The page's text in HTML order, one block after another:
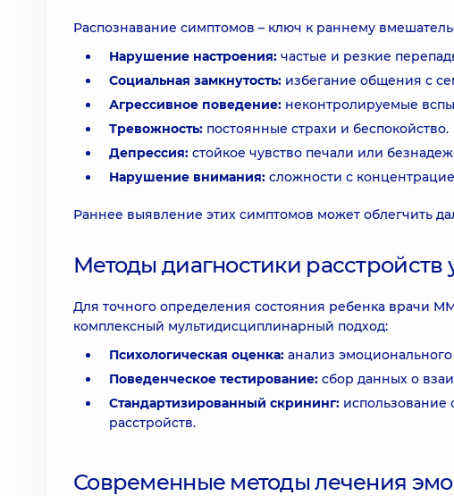
Распознавание симптомов – ключ к раннему
Нарушение настроения: частые и резкие
Социальная замкнутость: избегание общения с
Агрессивное поведение: неконтролируемые
Тревожность: постоянные страхи и беспокойство.
Депрессия: стойкое чувство печали или
Нарушение внимания: сложности с
Раннее выявление этих симптомов может облегчить
Методы диагностики расстройств
Для точного определения состояния ребенка врачи
комплексный мультидисциплинарный подход:
Психологическая оценка: анализ
Поведенческое тестирование: сбор данных о
Стандартизированный скрининг: использование
расстройств.
Современные методы лечения